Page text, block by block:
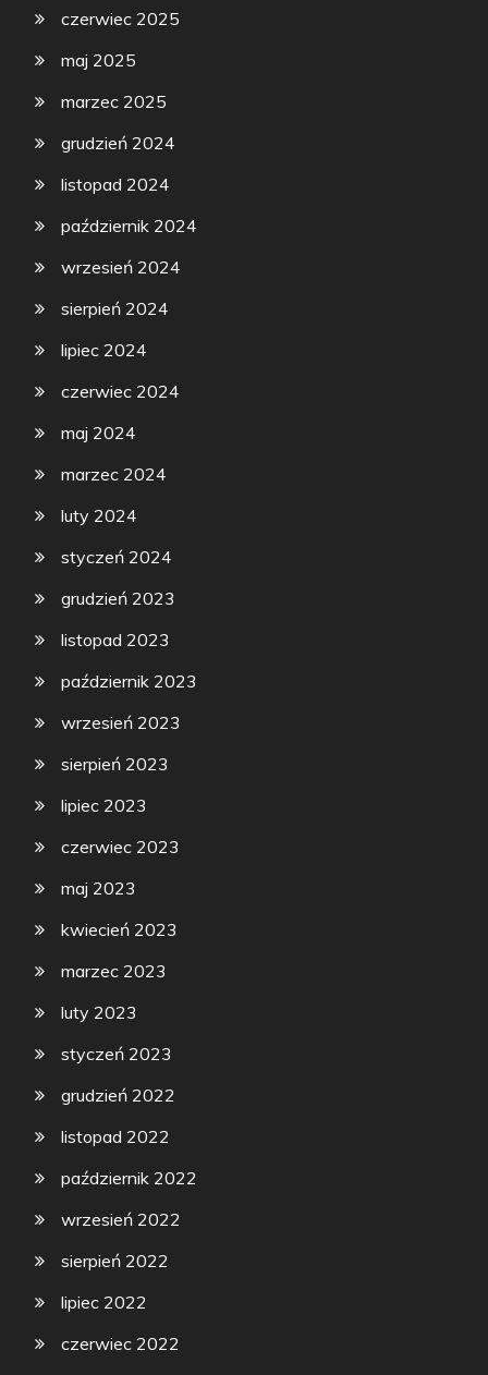
czerwiec 2025
maj 2025
marzec 2025
grudzień 2024
listopad 2024
październik 2024
wrzesień 2024
sierpień 2024
lipiec 2024
czerwiec 2024
maj 2024
marzec 2024
luty 2024
styczeń 2024
grudzień 2023
listopad 2023
październik 2023
wrzesień 2023
sierpień 2023
lipiec 2023
czerwiec 2023
maj 2023
kwiecień 2023
marzec 2023
luty 2023
styczeń 2023
grudzień 2022
listopad 2022
październik 2022
wrzesień 2022
sierpień 2022
lipiec 2022
czerwiec 2022